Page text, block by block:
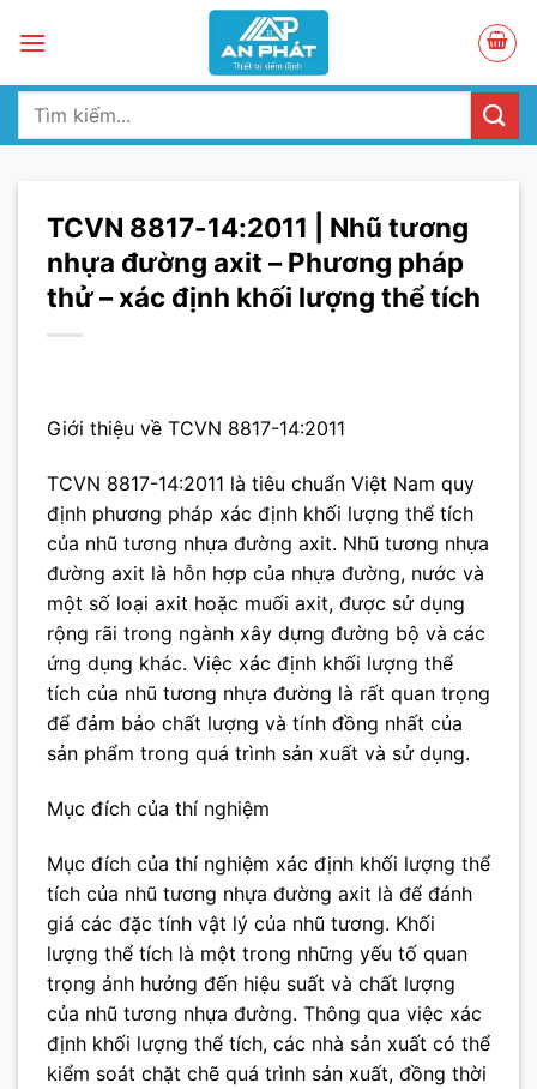
Tìm
TCVN 8817-14:2011 | Nhũ tương
nhựa đường axit – Phương pháp
thử – xác định khối lượng thể tích
Giới thiệu về TCVN 8817-14:2011
TCVN 8817-14:2011 là tiêu chuẩn Việt Nam quy
định phương pháp xác định khối lượng thể tích
của nhũ tương nhựa đường axit. Nhũ tương nhựa
đường axit là hỗn hợp của nhựa đường, nước và
một số loại axit hoặc muối axit, được sử dụng
rộng rãi trong ngành xây dựng đường bộ và các
ứng dụng khác. Việc xác định khối lượng thể
tích của nhũ tương nhựa đường là rất quan trọng
để đảm bảo chất lượng và tính đồng nhất của
sản phẩm trong quá trình sản xuất và sử dụng.
Mục đích của thí nghiệm
Mục đích của thí nghiệm xác định khối lượng thể
tích của nhũ tương nhựa đường axit là để đánh
giá các đặc tính vật lý của nhũ tương. Khối
lượng thể tích là một trong những yếu tố quan
trọng ảnh hưởng đến hiệu suất và chất lượng
của nhũ tương nhựa đường. Thông qua việc xác
định khối lượng thể tích, các nhà sản xuất có thể
kiểm soát chặt chẽ quá trình sản xuất, đồng thời